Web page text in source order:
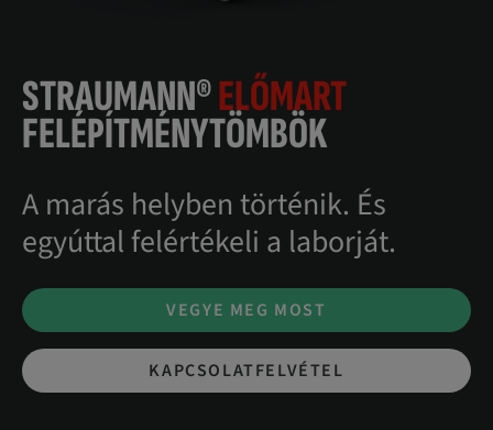
STRAUMANN®ELŐMART
FELÉPÍTMÉNYTÖMBÖK
A marás helyben történik. És
egyúttal felértékeli a laborját.
VEGYE MEG MOST
KAPCSOLATFELVÉTEL